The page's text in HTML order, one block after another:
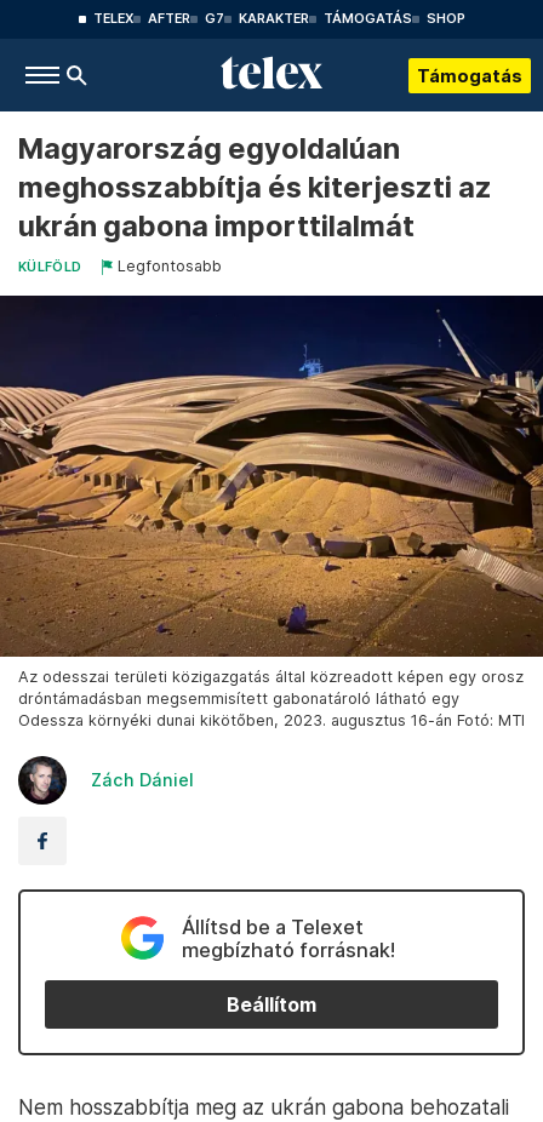
TELEX AFTER G7 KARAKTER TÁMOGATÁS SHOP
Támogatás
Magyarország egyoldalúan
meghosszabbítja és kiterjeszti az
ukrán gabona importtilalmát
KÜLFÖLD Legfontosabb
Az odesszai területi közigazgatás által közreadott képen egy orosz
dróntámadásban megsemmisített gabonatároló látható egy
Odessza környéki dunai kikötőben, 2023. augusztus 16-án Fotó: MTI
Zách Dániel
Állítsd be a Telexet
megbízható forrásnak!
Beállítom
Nem hosszabbítja meg az ukrán gabona behozatali